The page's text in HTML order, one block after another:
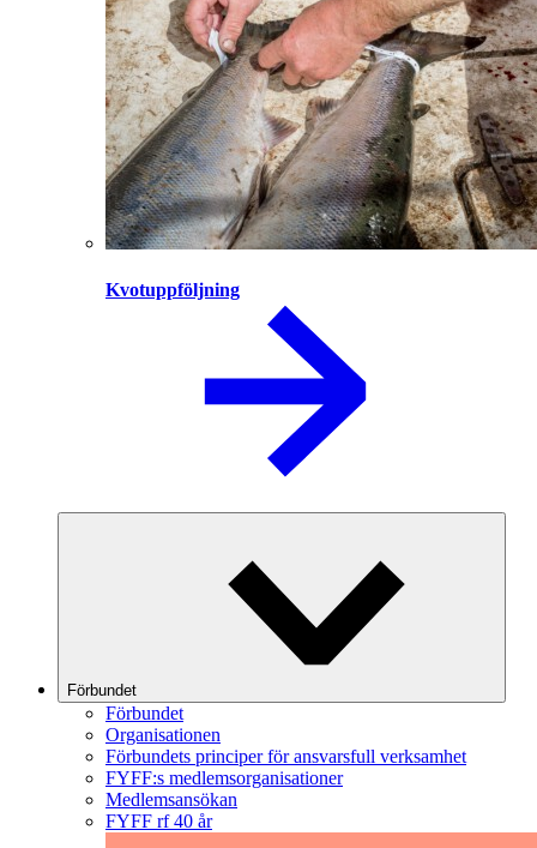
Kvotuppföljning
Förbundet
Förbundet
Organisationen
Förbundets principer för ansvarsfull verksamhet
FYFF:s medlemsorganisationer
Medlemsansökan
FYFF rf 40 år